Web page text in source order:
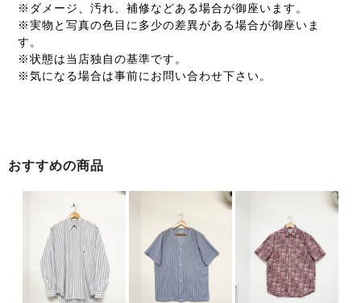
※ダメージ、汚れ、補修などある場合が御座います。
※実物と写真の色目に多少の差異がある場合が御座いま
す。
※状態は当店独自の基準です。
※気になる場合は事前にお問い合わせ下さい。
おすすめの商品